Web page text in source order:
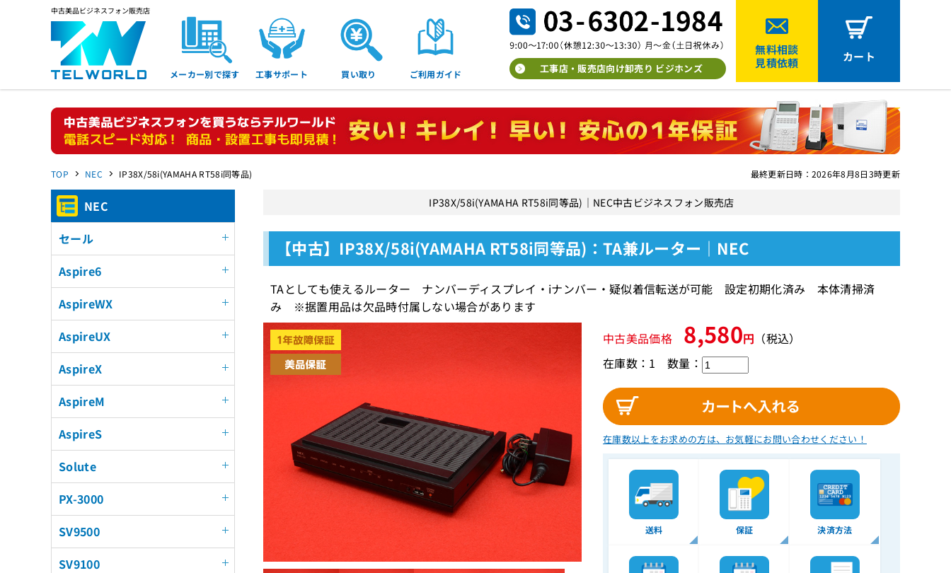
中古美品ビジネスフォン販売店
メーカー別で探す 工事サポート 買い取り ご利用ガイド 工事店・販売店向け卸売り ビジホンズ
無料相談
見積依頼
カート
最終更新日時：2026年8月8日3時更新
TOP NEC IP38X/58i(YAMAHA RT58i同等品)
IP38X/58i(YAMAHA RT58i同等品)｜NEC中古ビジネスフォン販売店
【中古】IP38X/58i(YAMAHA RT58i同等品)：TA兼ルーター｜NEC
TAとしても使えるルーター ナンバーディスプレイ・iナンバー・疑似着信転送が可能 設定初期化済み 本体清掃済
み ※据置用品は欠品時付属しない場合があります
中古美品価格 8,580円 （税込）
在庫数：1 数量：
在庫数以上をお求めの方は、 お気軽にお問い合わせください！
送料 保証 決済方法
NEC
セール
Aspire6
AspireWX
AspireUX
AspireX
AspireM
AspireS
Solute
PX-3000
SV9500
SV9100